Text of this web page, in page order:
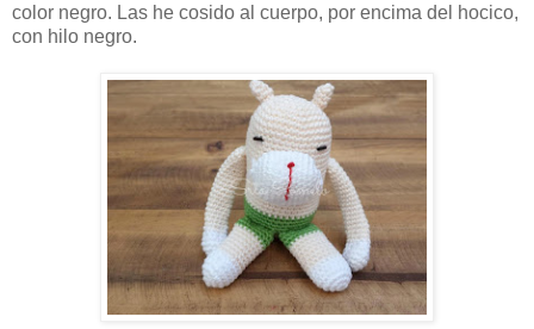
color negro. Las he cosido al cuerpo, por encima del hocico,
con hilo negro.